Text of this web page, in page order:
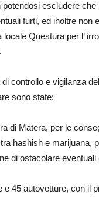
escludere
furti, ed inoltre
Questura per l’
controllo e vigilanza
sono state:
di Matera, per le
hashish e marijuana,
di ostacolare
45 autovetture, con il